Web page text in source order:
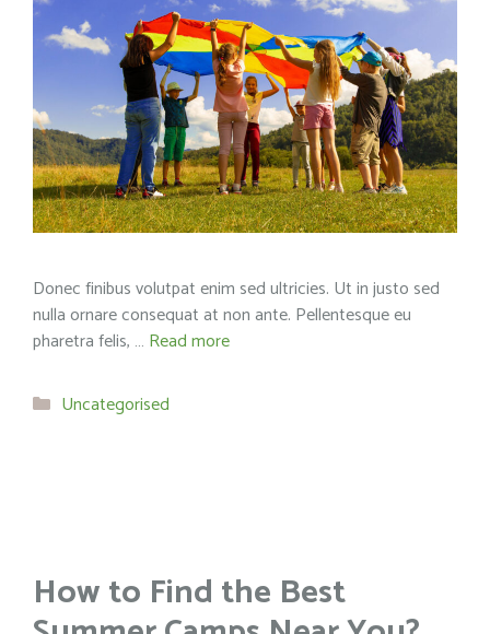
Donec finibus volutpat enim sed ultricies. Ut in justo sed
nulla ornare consequat at non ante. Pellentesque eu
pharetra felis, … Read more
Categories
Uncategorised
How to Find the Best